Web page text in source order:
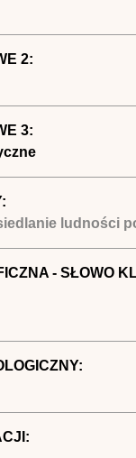
2:
3:
ludności
- SŁOWO